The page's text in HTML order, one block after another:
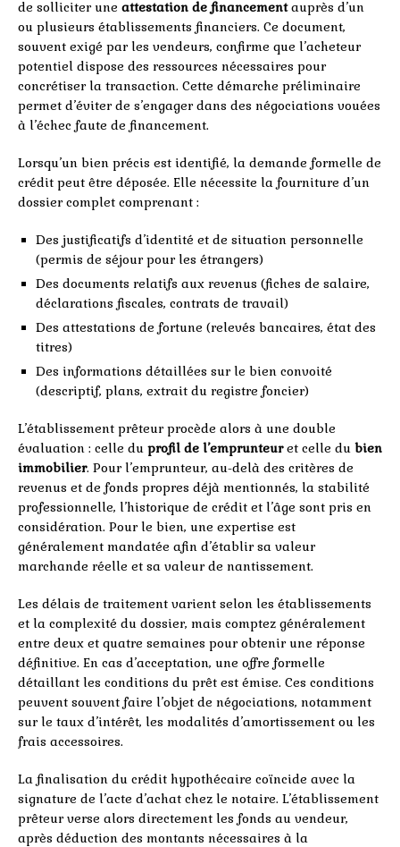
de solliciter une attestation de financementauprès d’un
ou plusieurs établissements financiers. Ce document,
souvent exigé par les vendeurs, confirme que l’acheteur
potentiel dispose des ressources nécessaires pour
concrétiser la transaction. Cette démarche préliminaire
permet d’éviter de s’engager dans des négociations vouées
à l’échec faute de financement.
Lorsqu’un bien précis est identifié, la demande formelle de
crédit peut être déposée. Elle nécessite la fourniture d’un
dossier complet comprenant :
Des justificatifs d’identité et de situation personnelle
(permis de séjour pour les étrangers)
Des documents relatifs aux revenus (fiches de salaire,
déclarations fiscales, contrats de travail)
Des attestations de fortune (relevés bancaires, état des
titres)
Des informations détaillées sur le bien convoité
(descriptif, plans, extrait du registre foncier)
L’établissement prêteur procède alors à une double
évaluation : celle du profil de l’emprunteuret celle du bien
immobilier. Pour l’emprunteur, au-delà des critères de
revenus et de fonds propres déjà mentionnés, la stabilité
professionnelle, l’historique de crédit et l’âge sont pris en
considération. Pour le bien, une expertise est
généralement mandatée afin d’établir sa valeur
marchande réelle et sa valeur de nantissement.
Les délais de traitement varient selon les établissements
et la complexité du dossier, mais comptez généralement
entre deux et quatre semaines pour obtenir une réponse
définitive. En cas d’acceptation, une offre formelle
détaillant les conditions du prêt est émise. Ces conditions
peuvent souvent faire l’objet de négociations, notamment
sur le taux d’intérêt, les modalités d’amortissement ou les
frais accessoires.
La finalisation du crédit hypothécaire coïncide avec la
signature de l’acte d’achat chez le notaire. L’établissement
prêteur verse alors directement les fonds au vendeur,
après déduction des montants nécessaires à la